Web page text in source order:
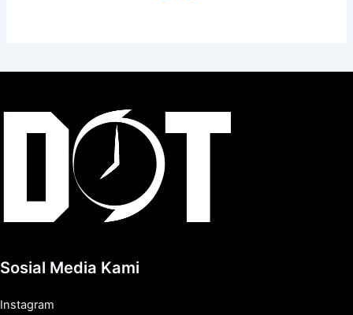
Sosial Media Kami
Instagram